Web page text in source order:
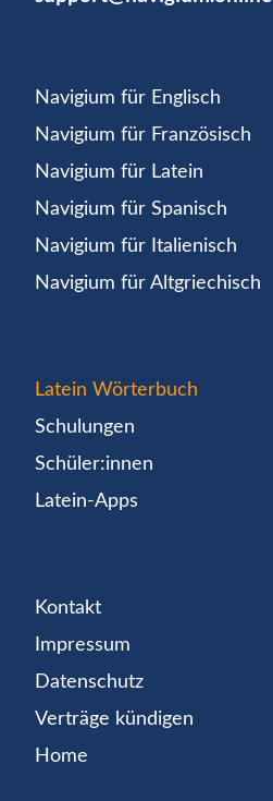
Navigium für Englisch
Navigium für Französisch
Navigium für Latein
Navigium für Spanisch
Navigium für Italienisch
Navigium für Altgriechisch
Latein Wörterbuch
Schulungen
Schüler:innen
Latein-Apps
Kontakt
Impressum
Datenschutz
Verträge kündigen
Home